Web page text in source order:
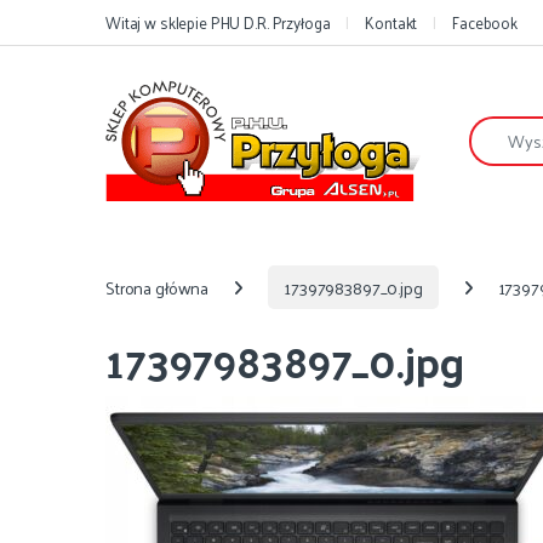
Przejdź do nawigacji
Przejdź do treściWitaj w sklepie PHU D.R. Przyłoga Kontakt Facebook
Szukaj:
Strona główna 17397983897_0.jpg
17397983897_0.jpg